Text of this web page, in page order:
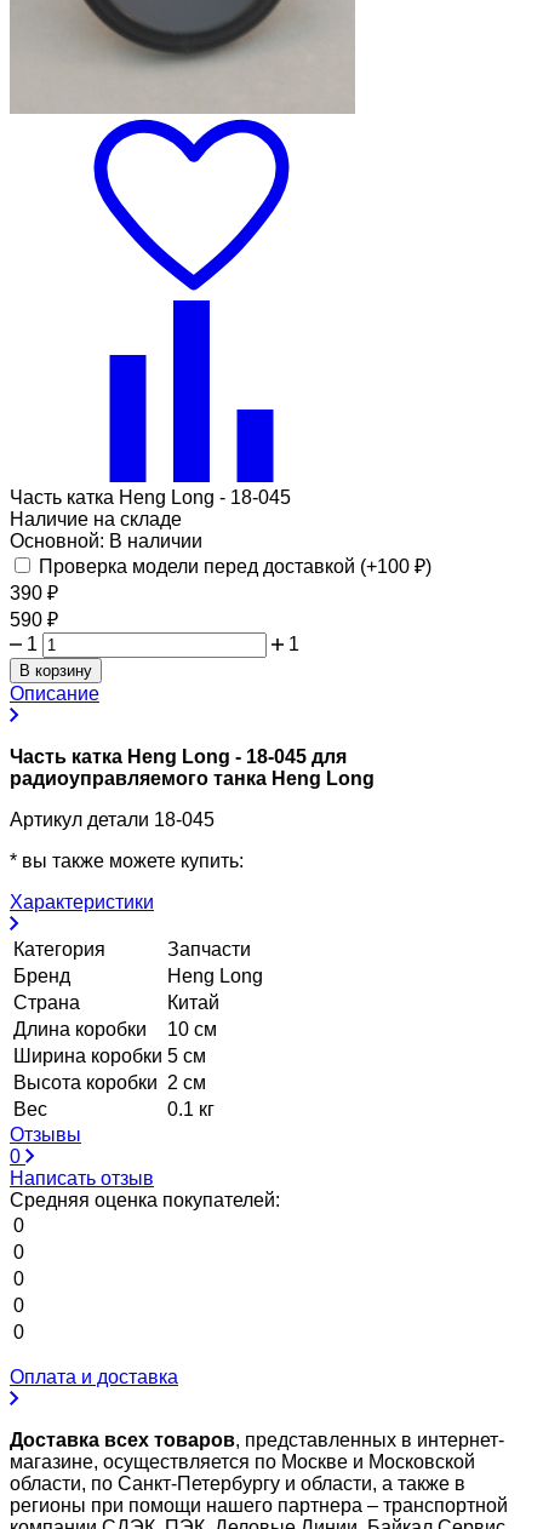
Часть катка Heng Long - 18-045
Наличие на складе
Основной: В наличии
Проверка модели перед доставкой (+100 ₽)
390 ₽
590 ₽
1
1
В корзину
Описание
Часть катка Heng Long - 18-045 для
радиоуправляемого танка Heng Long
Артикул детали 18-045
* вы также можете купить:
Характеристики
Категория
Запчасти
Бренд
Heng Long
Страна
Китай
Длина коробки
10 см
Ширина коробки 5 см
Высота коробки 2 см
Вес
0.1 кг
Отзывы
0
Написать отзыв
Средняя оценка покупателей:
0
0
0
0
0
Оплата и доставка
Доставка всех товаров, представленных в интернет-
магазине, осуществляется по Москве и Московской
области, по Санкт-Петербургу и области, а также в
регионы при помощи нашего партнера – транспортной